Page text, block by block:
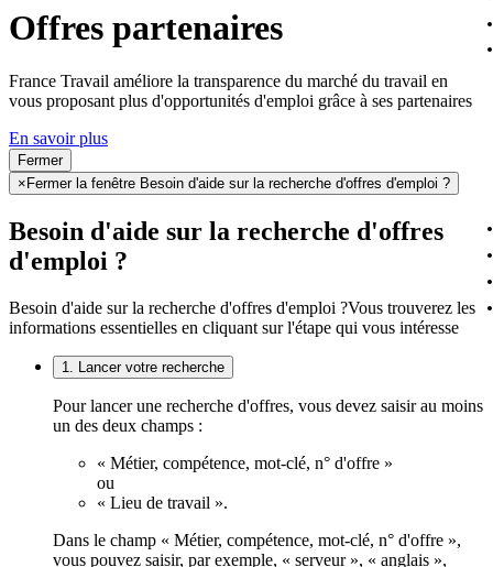
Offres partenaires
France Travail améliore la transparence du marché du travail en
vous proposant plus d'opportunités d'emploi grâce à ses partenaires
En savoir plus
Fermer
× Fermer la fenêtre Besoin d'aide sur la recherche d'offres d'emploi ?
Besoin d'aide sur la recherche d'offres
d'emploi ?
Besoin d'aide sur la recherche d'offres d'emploi ?Vous trouverez les
informations essentielles en cliquant sur l'étape qui vous intéresse
1. Lancer votre recherche
Pour lancer une recherche d'offres, vous devez saisir au moins
un des deux champs :
« Métier, compétence, mot-clé, n° d'offre »
ou
« Lieu de travail ».
Dans le champ « Métier, compétence, mot-clé, n° d'offre »,
vous pouvez saisir, par exemple, « serveur », « anglais »,